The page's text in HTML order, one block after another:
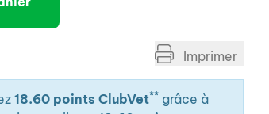
sécables permettant une
Imprimer
18.60 points ClubVet** grâce à